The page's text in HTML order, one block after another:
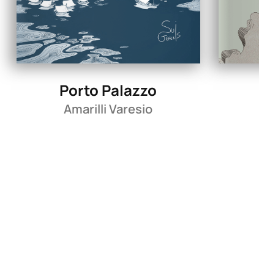
Porto Palazzo
Amarilli Varesio